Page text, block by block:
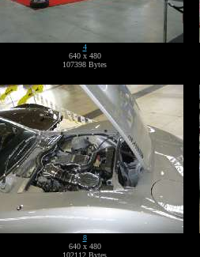
4
640 x 480
107398 Bytes
8
640 x 480
102112 Bytes